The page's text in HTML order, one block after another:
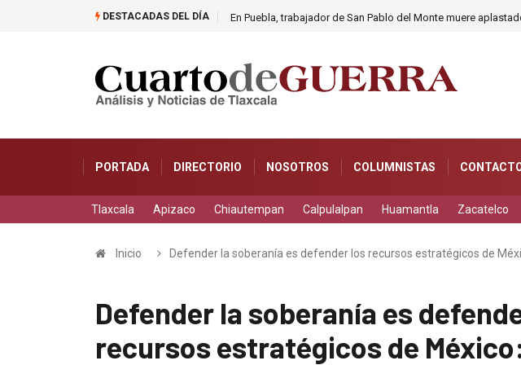
DESTACADAS DEL DÍA Huamantla te espera este viernes 7 de agosto con un día
PORTADA DIRECTORIO NOSOTROS COLUMNISTAS
Tlaxcala Apizaco Chiautempan Calpulalpan Huamantla Zacatelco
Inicio Defender la soberanía es defender los recursos estratégicos de
Defender la soberanía es
recursos estratégicos de